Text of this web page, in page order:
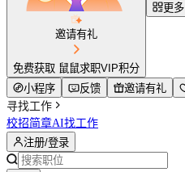
邀请有礼
免费获取 鼠鼠求职VIP积分
更多
小程序 反馈 邀请有礼
寻找工作
校招简章AI找工作
注册/登录